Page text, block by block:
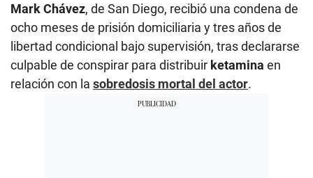
Mark Chávez, de San Diego, recibió una condena de
ocho meses de prisión domiciliaria y tres años de
libertad condicional bajo supervisión, tras declararse
culpable de conspirar para distribuir ketamina en
relación con la sobredosis mortal del actor.